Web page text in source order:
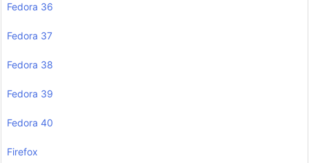
Fedora 36
Fedora 37
Fedora 38
Fedora 39
Fedora 40
Firefox